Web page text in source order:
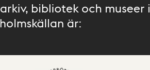
bibliotek och museer i
är: